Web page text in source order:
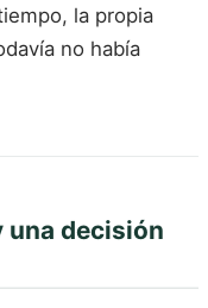
la propia
no había
una decisión